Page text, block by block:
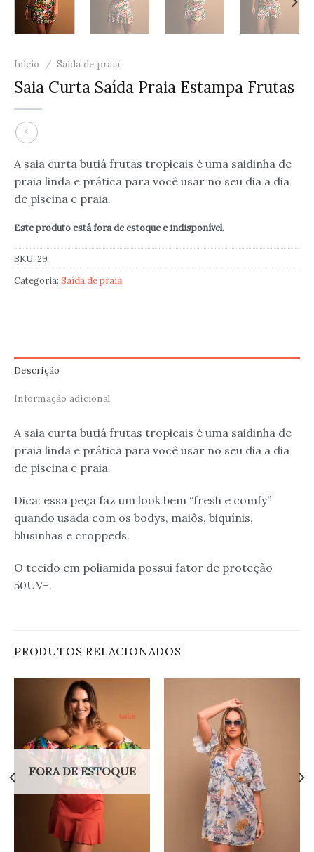
Início / Saída de praia
Saia Curta Saída Praia Estampa Frutas
A saia curta butiá frutas tropicais é uma saidinha de
praia linda e prática para você usar no seu dia a dia
de piscina e praia.
Este produto está fora de estoque e indisponível.
SKU: 29
Categoria: Saída de praia
Descrição
Informação adicional
A saia curta butiá frutas tropicais é uma saidinha de
praia linda e prática para você usar no seu dia a dia
de piscina e praia.
Dica: essa peça faz um look bem “fresh e comfy”
quando usada com os bodys, maiôs, biquínis,
blusinhas e croppeds.
O tecido em poliamida possui fator de proteção
50UV+.
PRODUTOS RELACIONADOS
FORA DE ESTOQUE